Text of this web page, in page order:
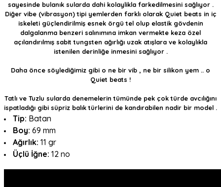
sayesinde bulanık sularda dahi kolaylikla farkedilmesini sağlıyor .
Diğer vibe (vibrasyon) tipi yemlerden farklı olarak Quiet beats in iç
iskeleti güçlendirilmiş esnek örgü tel olup elastik gövdenin
dalgalanma benzeri salınımına imkan vermekte keza özel
açılandırılmış sabit tungsten ağırlığı uzak atışlara ve kolaylıkla
istenilen derinliğe inmesini sağlıyor .
Daha önce söylediğimiz gibi o ne bir vib , ne bir silikon yem .. o
Quiet beats !
Tatlı ve Tuzlu sularda denemelerin tümünde pek çok türde avcılığını
ispatladığı gibi süpriz balık türlerini de kandırabilen nadir bir model .
Tip: Batan
Boy: 69 mm
Ağırlık: 11 gr
Üçlü İğne: 12 no